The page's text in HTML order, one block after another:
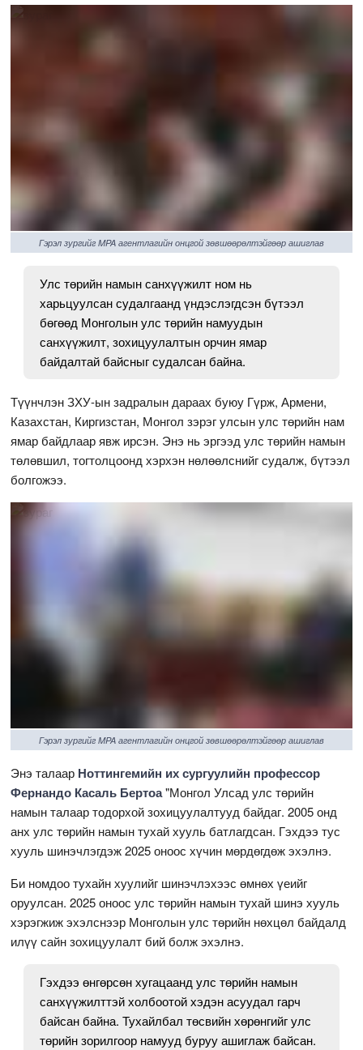
Гэрэл зургийг MPA агентлагийн онцгой зөвшөөрөлтэйгөөр ашиглав
Улс төрийн намын санхүүжилт ном нь
харьцуулсан судалгаанд үндэслэгдсэн бүтээл
бөгөөд Монголын улс төрийн намуудын
санхүүжилт, зохицуулалтын орчин ямар
байдалтай байсныг судалсан байна.
Түүнчлэн ЗХУ-ын задралын дараах буюу Гүрж, Армени,
Казахстан, Киргизстан, Монгол зэрэг улсын улс төрийн нам
ямар байдлаар явж ирсэн. Энэ нь эргээд улс төрийн намын
төлөвшил, тогтолцоонд хэрхэн нөлөөлснийг судалж, бүтээл
болгожээ.
Гэрэл зургийг MPA агентлагийн онцгой зөвшөөрөлтэйгөөр ашиглав
Энэ талаар Ноттингемийн их сургуулийн профессор
Фернандо Касаль Бертоа"Монгол Улсад улс төрийн
намын талаар тодорхой зохицуулалтууд байдаг. 2005 онд
анх улс төрийн намын тухай хууль батлагдсан. Гэхдээ тус
хууль шинэчлэгдэж 2025 оноос хүчин мөрдөгдөж эхэлнэ.
Би номдоо тухайн хуулийг шинэчлэхээс өмнөх үеийг
оруулсан. 2025 оноос улс төрийн намын тухай шинэ хууль
хэрэгжиж эхэлснээр Монголын улс төрийн нөхцөл байдалд
илүү сайн зохицуулалт бий болж эхэлнэ.
Гэхдээ өнгөрсөн хугацаанд улс төрийн намын
санхүүжилттэй холбоотой хэдэн асуудал гарч
байсан байна. Тухайлбал төсвийн хөрөнгийг улс
төрийн зорилгоор намууд буруу ашиглаж байсан.